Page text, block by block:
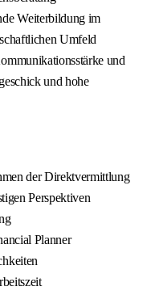
Weiterbildung im
Umfeld
und
und hohe
der Direktvermittlung
Perspektiven
Planner